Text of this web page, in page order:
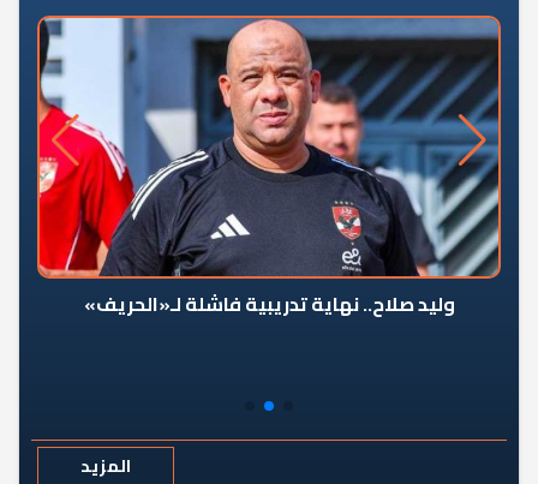
وليد صلاح.. نهاية تدريبية فاشلة لـ«الحريف»
المزيد